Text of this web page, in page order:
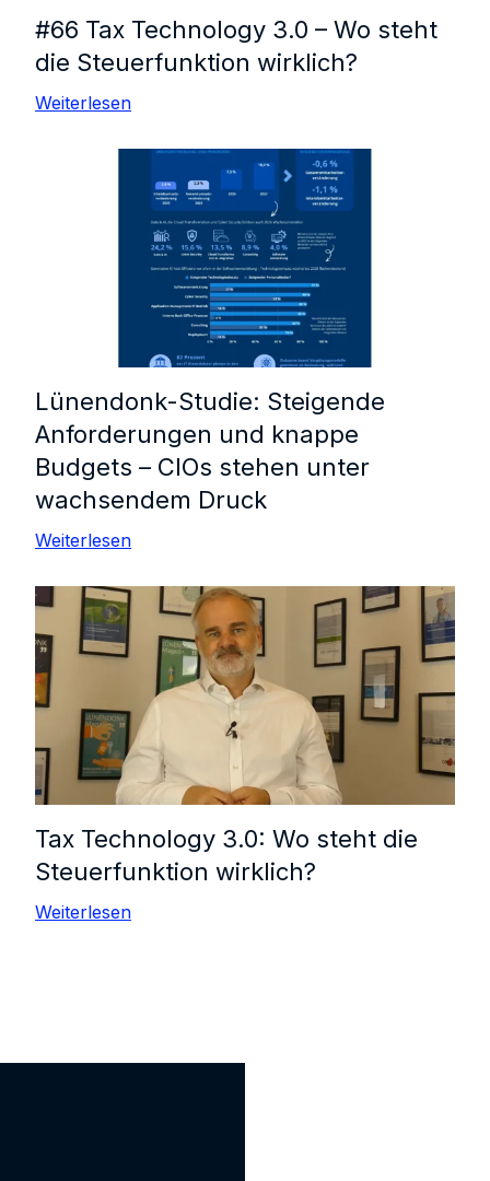
#66 Tax Technology 3.0 – Wo steht
die Steuerfunktion wirklich?
Weiterlesen
Lünendonk-Studie: Steigende
Anforderungen und knappe
Budgets – CIOs stehen unter
wachsendem Druck
Weiterlesen
Tax Technology 3.0: Wo steht die
Steuerfunktion wirklich?
Weiterlesen